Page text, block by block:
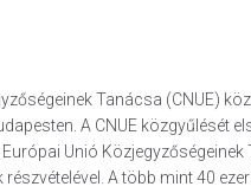
Tanácsa (CNUE)
A CNUE közgyűlését
Unió Közjegyzőségeinek
A több mint 40